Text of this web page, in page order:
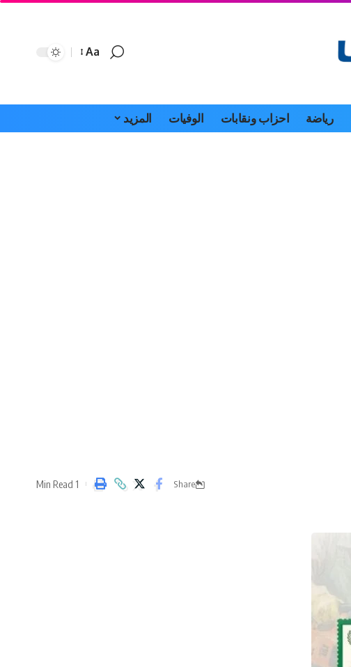
Font
Aa
رياضة احزاب ونقابات الوفيات المزيد
Share
1 Min Read